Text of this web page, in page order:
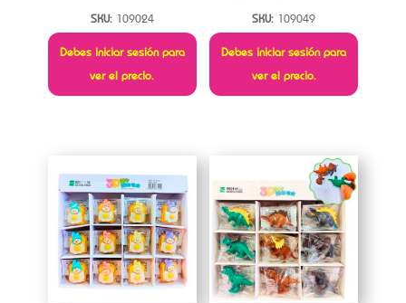
SKU: 109024
Debes iniciar sesión para
ver el precio.
SKU: 109049
Debes iniciar sesión para
ver el precio.